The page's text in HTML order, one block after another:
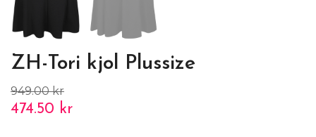
ZH-Tori kjol Plussize
949.00 kr
474.50 kr